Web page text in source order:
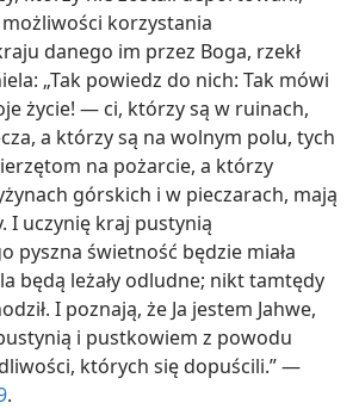
korzystania
danego im przez Boga, rzekł
„Tak powiedz do nich: Tak mówi
życie! — ci, którzy są w ruinach,
a którzy są na wolnym polu, tych
na pożarcie, a którzy
górskich i w pieczarach, mają
I uczynię kraj pustynią
pyszna świetność będzie miała
będą leżały odludne; nikt tamtędy
I poznają, że Ja jestem Jahwe,
i pustkowiem z powodu
których się dopuścili.” —
.